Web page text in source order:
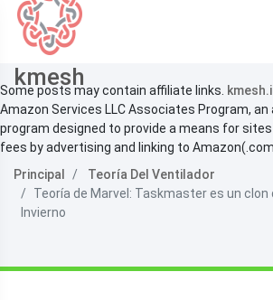
kmesh
Some posts may contain affiliate links.
Amazon Services LLC Associates Program,
program designed to provide a means for
fees by advertising and linking to
Principal
Teoría Del Ventilador
Teoría de Marvel: Taskmaster es un clon
Invierno